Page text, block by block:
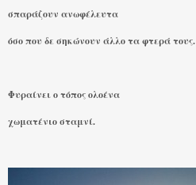
σπαράζουν ανωφέλευτα
όσο που δε σηκώνουν άλλο τα φτερά τους.
Φυραίνει ο τόπος ολοένα
χωματένιο σταμνί.